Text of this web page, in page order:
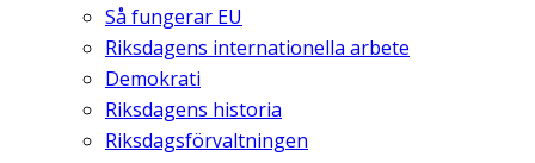
Så fungerar EU
Riksdagens internationella arbete
Demokrati
Riksdagens historia
Riksdagsförvaltningen